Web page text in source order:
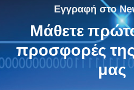
Εγγραφή στο
Μάθετε
προσφορές της
μας